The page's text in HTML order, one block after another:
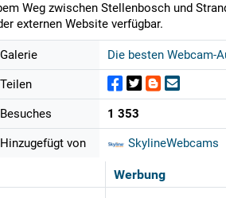
Weg zwischen Stellenbosch und
externen Website verfügbar.
Galerie Die besten Webcam-
Teilen
Besuches 1 353
Hinzugefügt von SkylineWebcams
Werbung